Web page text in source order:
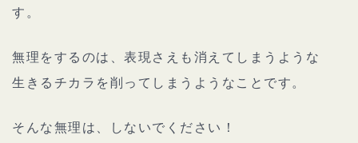
す。
無理をするのは、表現さえも消えてしまうような
生きるチカラを削ってしまうようなことです。
そんな無理は、しないでください！